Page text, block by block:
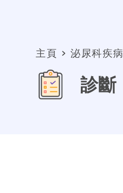
主頁 泌尿科疾病
診斷